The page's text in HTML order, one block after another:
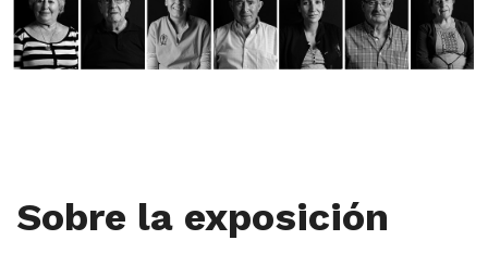
Sobre la exposición